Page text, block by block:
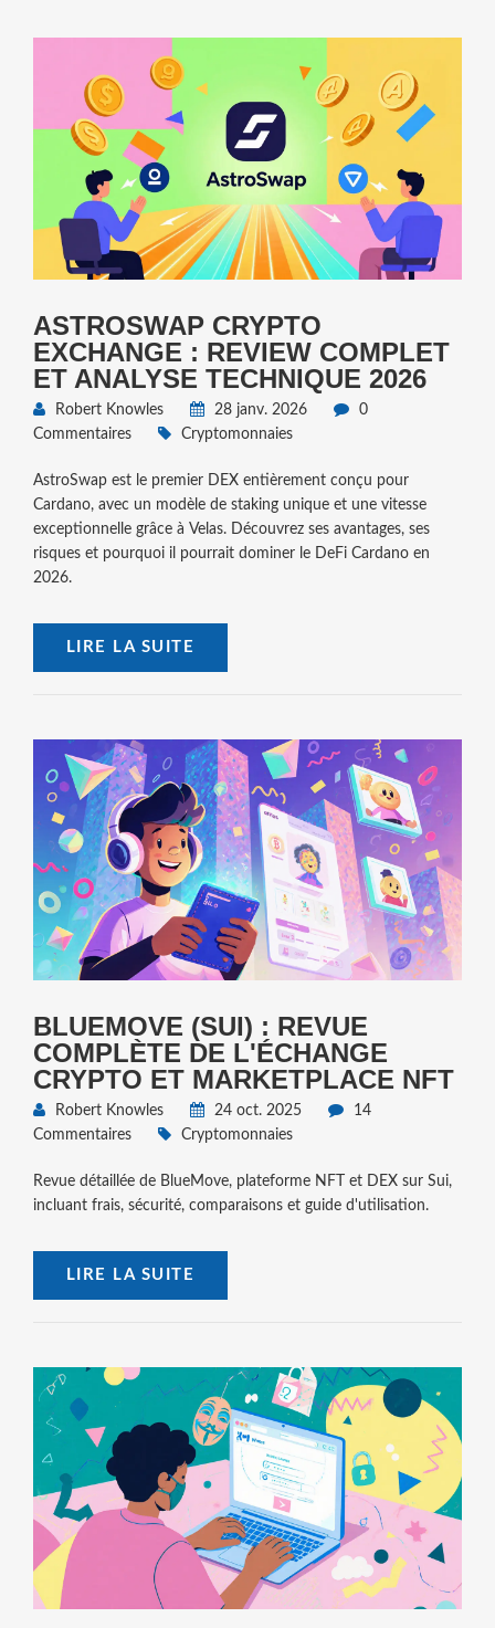
ASTROSWAP CRYPTO
EXCHANGE : REVIEW COMPLET
ET ANALYSE TECHNIQUE 2026
Robert Knowles 28 janv. 2026
0
Commentaires
Cryptomonnaies
AstroSwap est le premier DEX entièrement conçu pour
Cardano, avec un modèle de staking unique et une vitesse
exceptionnelle grâce à Velas. Découvrez ses avantages, ses
risques et pourquoi il pourrait dominer le DeFi Cardano en
2026.
LIRE LA SUITE
BLUEMOVE (SUI) : REVUE
COMPLÈTE DE L'ÉCHANGE
CRYPTO ET MARKETPLACE NFT
Robert Knowles 24 oct. 2025
14
Commentaires
Cryptomonnaies
Revue détaillée de BlueMove, plateforme NFT et DEX sur Sui,
incluant frais, sécurité, comparaisons et guide d'utilisation.
LIRE LA SUITE